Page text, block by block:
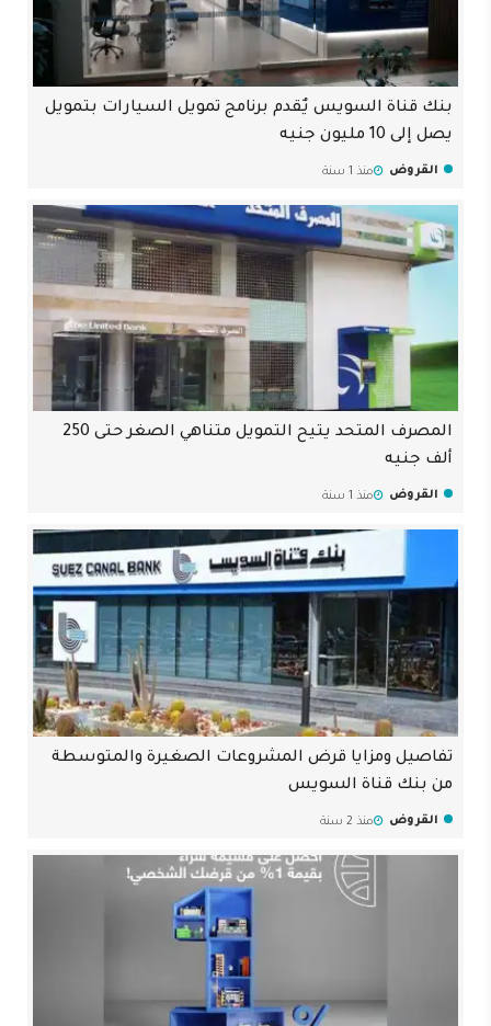
بنك قناة السويس يٌقدم برنامج تمويل السيارات بتمويل
يصل إلى 10 مليون جنيه
القروض منذ 1 سنة
المصرف المتحد يتيح التمويل متناهي الصغر حتى 250
ألف جنيه
القروض منذ 1 سنة
تفاصيل ومزايا قرض المشروعات الصغيرة والمتوسطة
من بنك قناة السويس
القروض منذ 2 سنة